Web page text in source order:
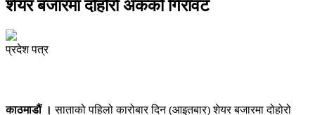
शेयर बजारमा दोहोरो अंकको गिरावट
प्रदेश पत्र
काठमाडौं ।साताको पहिलो कारोबार दिन (आइतबार) शेयर बजारमा दोहोरो